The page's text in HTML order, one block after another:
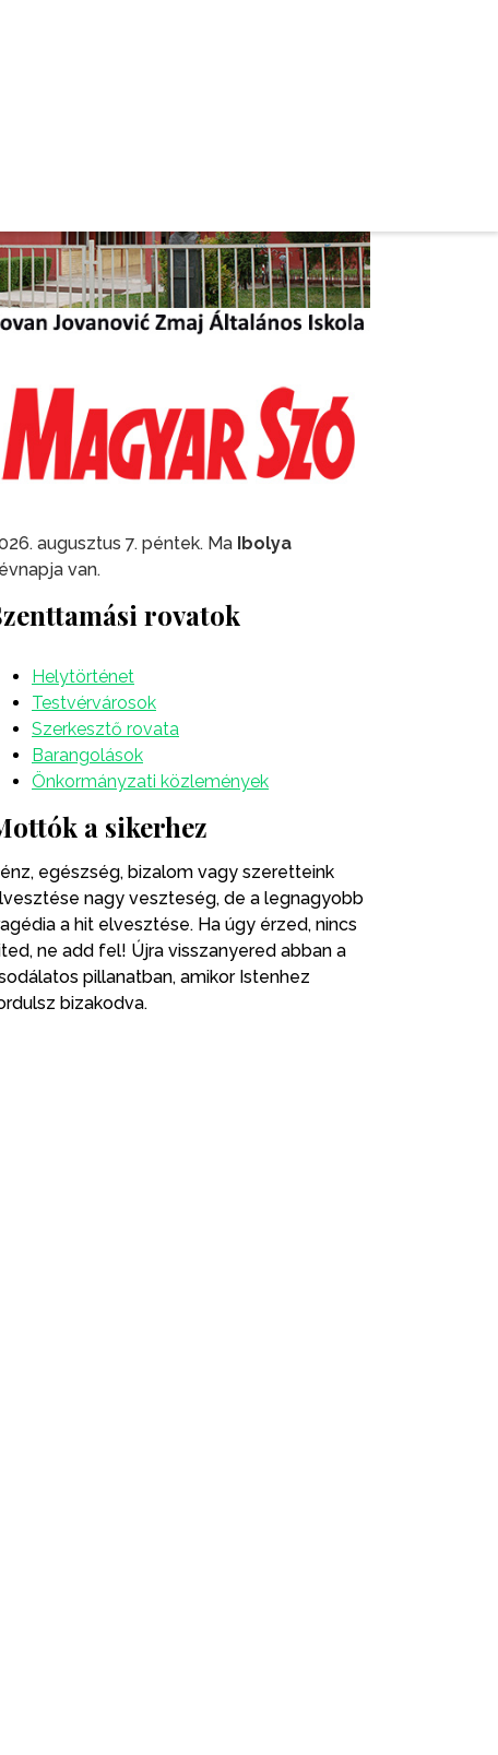
augusztus 7. péntek. Ma Ibolya
van.
rovatok
Helytörténet
Testvérvárosok
Szerkesztő rovata
Barangolások
Önkormányzati közlemények
a sikerhez
egészség, bizalom vagy szeretteink
nagy veszteség, de a legnagyobb
a hit elvesztése. Ha úgy érzed, nincs
ne add fel! Újra visszanyered abban a
pillanatban, amikor Istenhez
bizakodva.